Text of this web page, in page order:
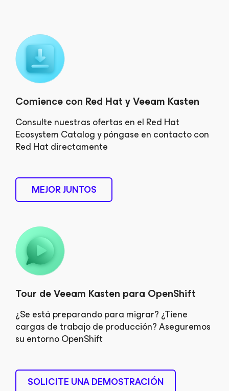
Comience con Red Hat y Veeam Kasten
Consulte nuestras ofertas en el Red Hat
Ecosystem Catalog y póngase en contacto con
Red Hat directamente
MEJOR JUNTOS
Tour de Veeam Kasten para OpenShift
¿Se está preparando para migrar? ¿Tiene
cargas de trabajo de producción? Aseguremos
su entorno OpenShift
SOLICITE UNA DEMOSTRACIÓN